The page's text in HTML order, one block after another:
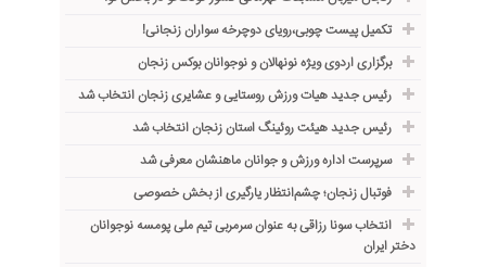
تکمیل پیست چوبی،رویای دوچرخه ‌سواران زنجانی!
برگزاری اردوی ویژه نونهالان و نوجوانان بوکس زنجان
رئیس جدید هیات ورزش روستایی و عشایری زنجان انتخاب شد
رئیس جدید هیئت روئینگ استان زنجان انتخاب شد
سرپرست اداره ورزش و جوانان ماهنشان معرفی شد
فوتبال زنجان؛ چشم‌انتظار یارگیری از بخش خصوصی
انتخاب سونا رزاقی به عنوان سرمربی تیم ملی پومسه نوجوانان
دختر ایران